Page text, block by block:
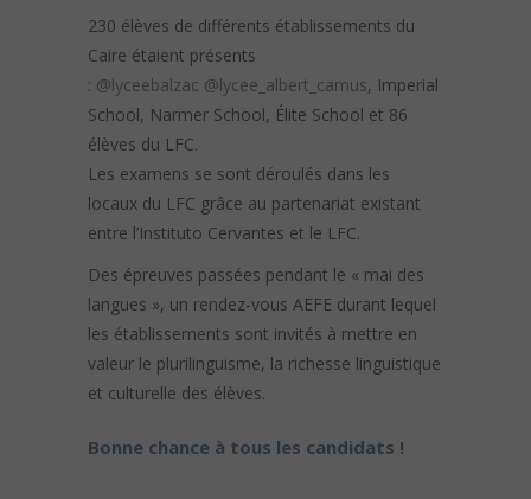
230 élèves de différents établissements du
Caire étaient présents
: @lyceebalzac @lycee_albert_camus, Imperial
School, Narmer School, Élite School et 86
élèves du LFC.
Les examens se sont déroulés dans les
locaux du LFC grâce au partenariat existant
entre l’Instituto Cervantes et le LFC.
Des épreuves passées pendant le « mai des
langues », un rendez-vous AEFE durant lequel
les établissements sont invités à mettre en
valeur le plurilinguisme, la richesse linguistique
et culturelle des élèves.
Bonne chance à tous les candidats !